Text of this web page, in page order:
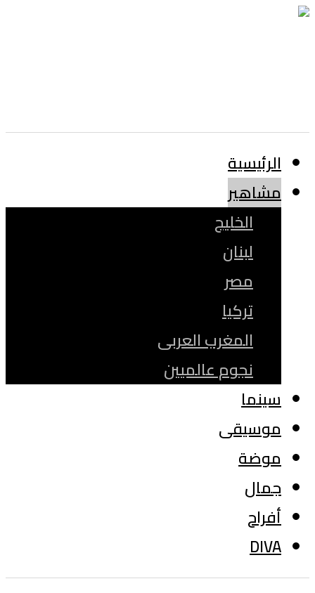
الرئيسية
مشاهير
الخليج
لبنان
مصر
تركيا
المغرب العربى
نجوم عالميين
سينما
موسيقى
موضة
جمال
أفراح
DIVA